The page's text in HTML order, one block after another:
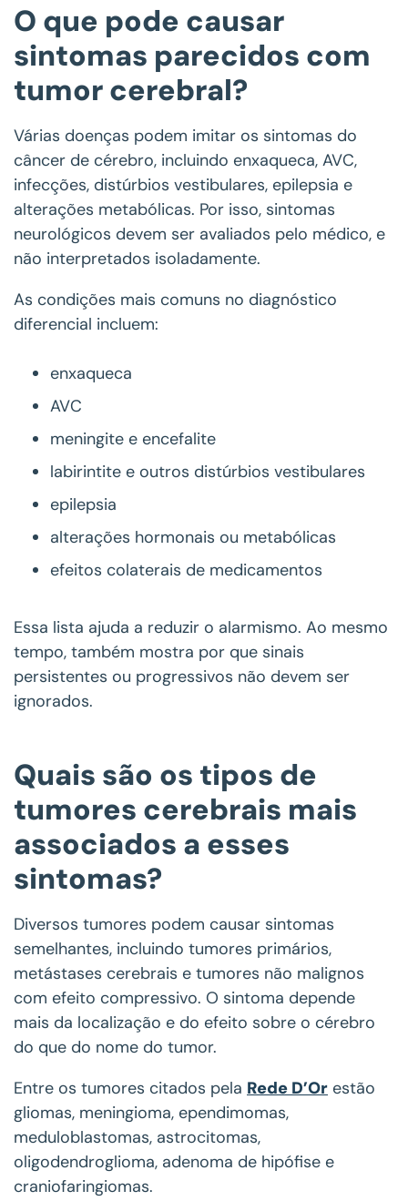
O que pode causar
sintomas parecidos com
tumor cerebral?
Várias doenças podem imitar os sintomas do
câncer de cérebro, incluindo enxaqueca, AVC,
infecções, distúrbios vestibulares, epilepsia e
alterações metabólicas. Por isso, sintomas
neurológicos devem ser avaliados pelo médico, e
não interpretados isoladamente.
As condições mais comuns no diagnóstico
diferencial incluem:
enxaqueca
AVC
meningite e encefalite
labirintite e outros distúrbios vestibulares
epilepsia
alterações hormonais ou metabólicas
efeitos colaterais de medicamentos
Essa lista ajuda a reduzir o alarmismo. Ao mesmo
tempo, também mostra por que sinais
persistentes ou progressivos não devem ser
ignorados.
Quais são os tipos de
tumores cerebrais mais
associados a esses
sintomas?
Diversos tumores podem causar sintomas
semelhantes, incluindo tumores primários,
metástases cerebrais e tumores não malignos
com efeito compressivo. O sintoma depende
mais da localização e do efeito sobre o cérebro
do que do nome do tumor.
Entre os tumores citados pela Rede D’Or estão
gliomas, meningioma, ependimomas,
meduloblastomas, astrocitomas,
oligodendroglioma, adenoma de hipófise e
craniofaringiomas.